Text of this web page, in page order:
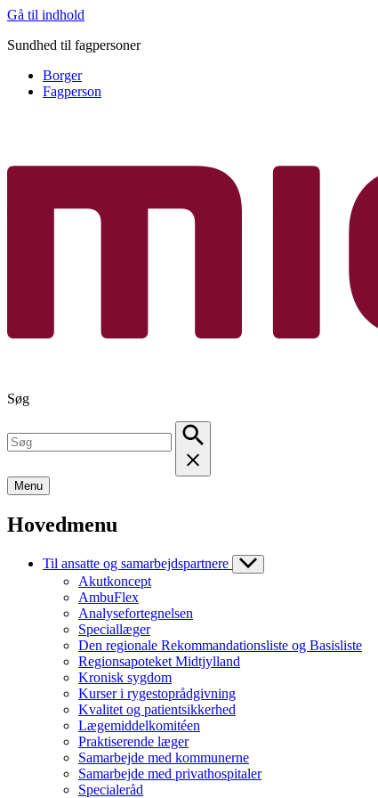
Gå til indhold
Sundhed til fagpersoner
Borger
Fagperson
Søg
Menu
Hovedmenu
Til ansatte og samarbejdspartnere
Akutkoncept
AmbuFlex
Analysefortegnelsen
Speciallæger
Den regionale Rekommandationsliste og Basisliste
Regionsapoteket Midtjylland
Kronisk sygdom
Kurser i rygestoprådgivning
Kvalitet og patientsikkerhed
Lægemiddelkomitéen
Praktiserende læger
Samarbejde med kommunerne
Samarbejde med privathospitaler
Specialeråd